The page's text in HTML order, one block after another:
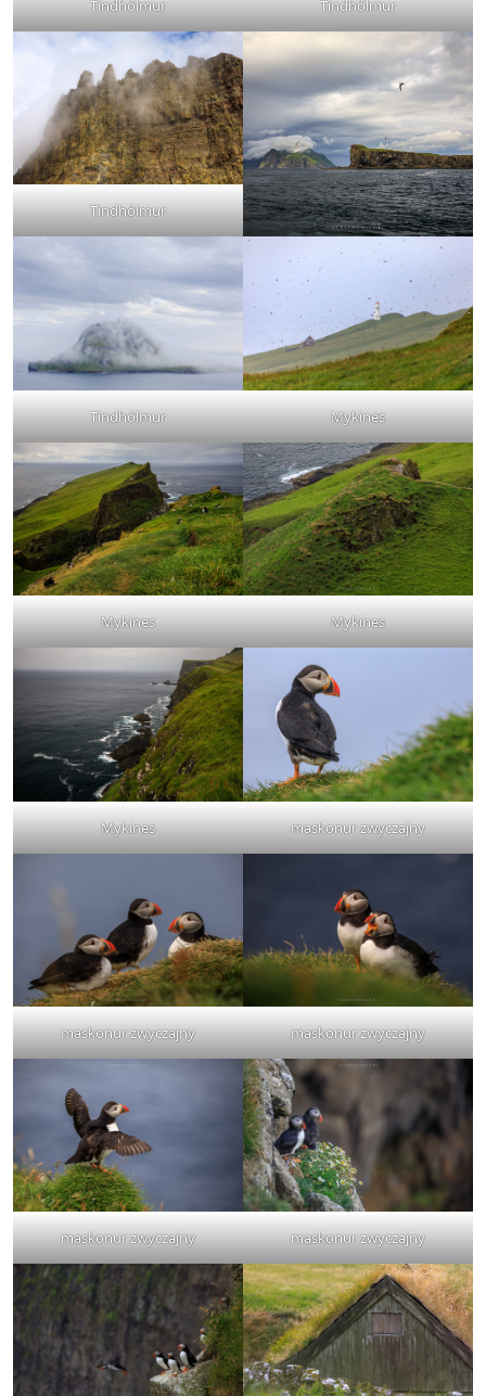
Tindhólmur Tindhólmur
Tindhólmur
Tindhólmur Mykines
Mykines Mykines
Mykines maskonur zwyczajny
maskonur zwyczajny maskonur zwyczajny
maskonur zwyczajny maskonur zwyczajny